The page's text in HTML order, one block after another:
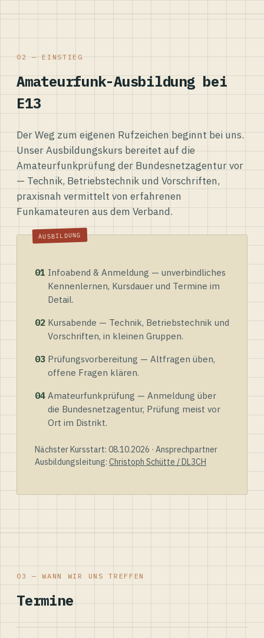
02 — EINSTIEG
Amateurfunk-Ausbildung bei
E13
Der Weg zum eigenen Rufzeichen beginnt bei uns.
Unser Ausbildungskurs bereitet auf die
Amateurfunkprüfung der Bundesnetzagentur vor
— Technik, Betriebstechnik und Vorschriften,
praxisnah vermittelt von erfahrenen
Funkamateuren aus dem Verband.
01 Infoabend & Anmeldung — unverbindliches
Kennenlernen, Kursdauer und Termine im
Detail.
02 Kursabende — Technik, Betriebstechnik und
Vorschriften, in kleinen Gruppen.
03 Prüfungsvorbereitung — Altfragen üben,
offene Fragen klären.
04 Amateurfunkprüfung — Anmeldung über
die Bundesnetzagentur, Prüfung meist vor
Ort im Distrikt.
Nächster Kursstart: 08.10.2026 · Ansprechpartner
Ausbildungsleitung: Christoph Schütte / DL3CH
03 — WANN WIR UNS TREFFEN
Termine